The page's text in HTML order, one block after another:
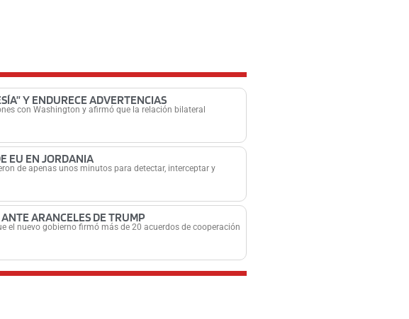
Y ENDURECE ADVERTENCIAS
con Washington y afirmó que la relación bilateral
EU EN JORDANIA
de apenas unos minutos para detectar, interceptar y
ARANCELES DE TRUMP
el nuevo gobierno firmó más de 20 acuerdos de cooperación